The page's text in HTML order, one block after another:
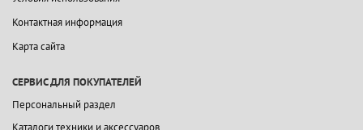
Контактная информация
Карта сайта
СЕРВИС ДЛЯ ПОКУПАТЕЛЕЙ
Персональный раздел
Каталоги техники и аксессуаров